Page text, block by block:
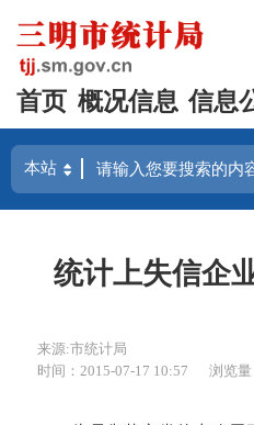
首页 概况信息 信息
统计上失信企
来源:市统计局
时间：2015-07-17 10:57
浏览